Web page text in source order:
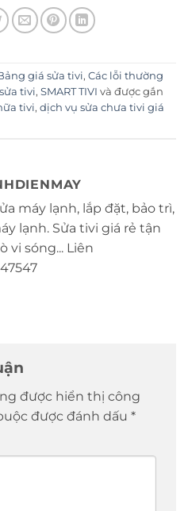
giá sửa tivi, Các lỗi thường
tivi, SMART TIVI và được gắn
tivi, dịch vụ sửa chưa tivi giá
máy lạnh, lắp đặt, bảo trì,
lạnh. Sửa tivi giá rẻ tận
vi sóng... Liên
được hiển thị công
được đánh dấu *